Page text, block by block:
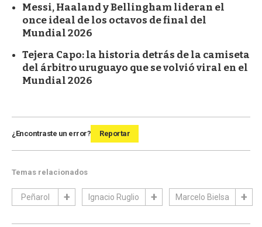
Messi, Haaland y Bellingham lideran el
once ideal de los octavos de final del
Mundial 2026
Tejera Capo: la historia detrás de la camiseta
del árbitro uruguayo que se volvió viral en el
Mundial 2026
¿Encontraste un error? Reportar
Temas relacionados
Peñarol Ignacio Ruglio Marcelo Bielsa